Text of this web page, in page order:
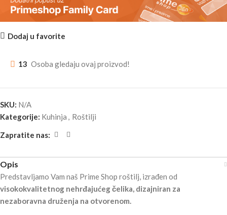
Dodaj u favorite
13 Osoba gledaju ovaj proizvod!
SKU: N/A
Kategorije: Kuhinja , Roštilji
Zapratite nas:
Opis
Predstavljamo Vam naš Prime Shop roštilj, izrađen od
visokokvalitetnog nehrđajućeg čelika, dizajniran za
nezaboravna druženja na otvorenom.